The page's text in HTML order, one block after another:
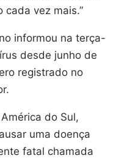
cada vez mais.”
informou na terça-
desde junho de
registrado no
do Sul,
uma doença
fatal chamada